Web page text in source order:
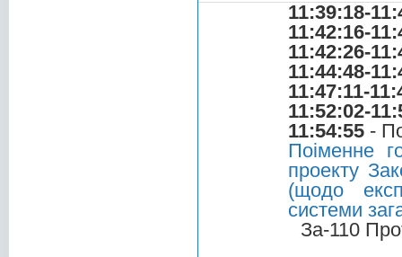
11:39:18-
11:42:16-
11:42:26-
11:44:48-
11:47:11-
11:52:02-
11:54:55 -
Поіменне
проекту
(щодо
системи
За-110